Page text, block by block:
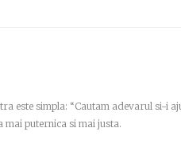
este simpla: “Cautam adevarul si-i
mai puternica si mai justa.